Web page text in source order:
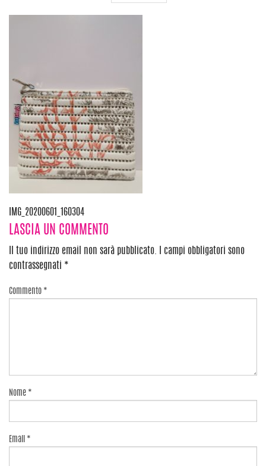
Navigazione
articoli
IMG_20200601_160304
LASCIA UN COMMENTO
Il tuo indirizzo email non sarà pubblicato.
I campi obbligatori sono
contrassegnati *
Commento *
Nome *
Email *